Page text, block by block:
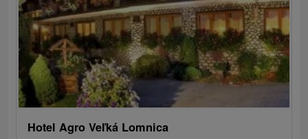
Hotel Agro Veľká Lomnica